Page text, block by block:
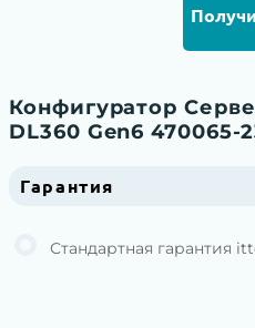
Конфигуратор
DL360 Gen6 470065-
Гарантия
Стандартная гарантия